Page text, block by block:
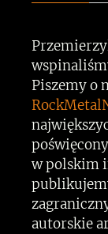
Piszemy o
w polskim
autorskie